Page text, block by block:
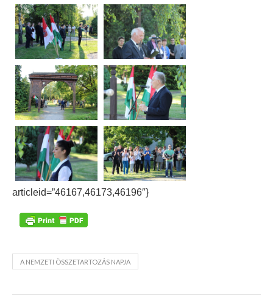
articleid=”46167,46173,46196″}
A NEMZETI ÖSSZETARTOZÁS NAPJA